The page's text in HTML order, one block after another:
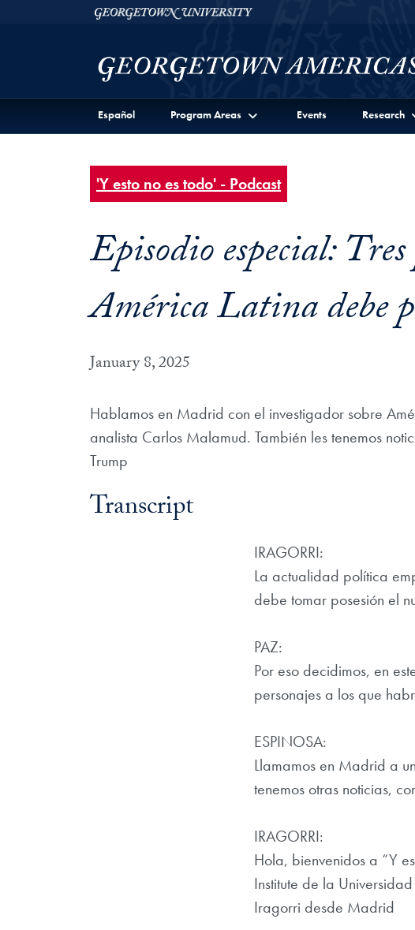
Skip to Georgetown Americas Institute Full Site Menu
Skip to main contentGeorgetown University
Español Program Areas Events Research
'Y esto no es todo' - Podcast
Episodio especial:
América Latina debe
January 8, 2025
Hablamos en Madrid con el investigador sobre
analista Carlos Malamud. También les tenemos
Trump
Transcript
IRAGORRI:
La actualidad política
debe tomar posesión el
PAZ:
Por eso decidimos, en
personajes a los que
ESPINOSA:
Llamamos en Madrid a
tenemos otras noticias,
IRAGORRI:
Hola, bienvenidos a “Y
Institute de la
Iragorri desde Madrid